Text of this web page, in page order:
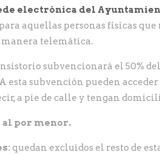
electrónica del
para aquellas personas físicas que
telemática.
subvencionará el 50%
esta subvención pueden
a pie de calle y tengan
al por menor.
quedan excluidos el resto de